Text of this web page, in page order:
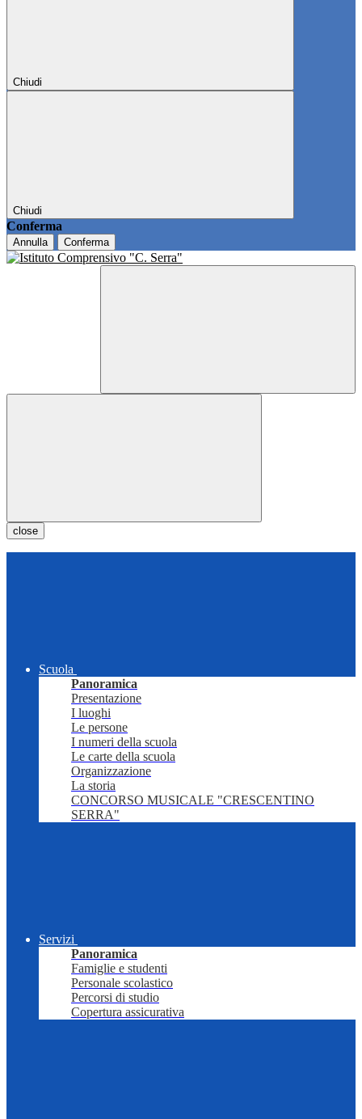
Chiudi
Chiudi
Conferma
Annulla Conferma
close
Scuola
Panoramica
Presentazione
I luoghi
Le persone
I numeri della scuola
Le carte della scuola
Organizzazione
La storia
CONCORSO MUSICALE "CRESCENTINO
SERRA"
Servizi
Panoramica
Famiglie e studenti
Personale scolastico
Percorsi di studio
Copertura assicurativa